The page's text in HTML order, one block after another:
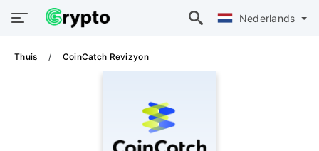
Nederlands
Thuis CoinCatch Revizyon